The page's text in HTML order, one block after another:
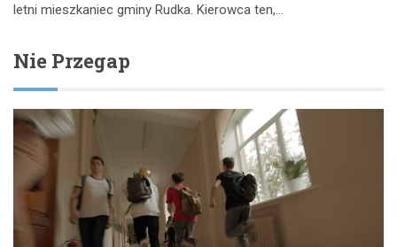
letni mieszkaniec gminy Rudka. Kierowca ten,…
Nie Przegap